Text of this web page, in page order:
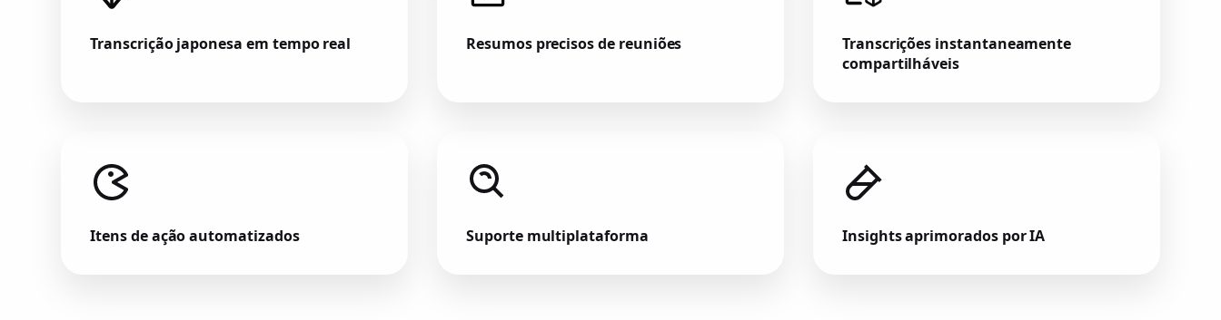
Transcrição japonesa em tempo real Resumos precisos de reuniões
Transcrições instantaneamente
compartilháveis
Itens de ação automatizados Suporte multiplataforma Insights aprimorados por IA